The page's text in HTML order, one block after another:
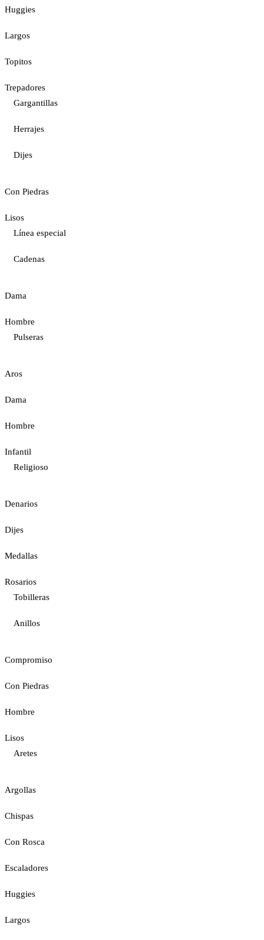
Huggies
Largos
Topitos
Trepadores
Gargantillas
Herrajes
Dijes
Con Piedras
Lisos
Línea especial
Cadenas
Dama
Hombre
Pulseras
Aros
Dama
Hombre
Infantil
Religioso
Denarios
Dijes
Medallas
Rosarios
Tobilleras
Anillos
Compromiso
Con Piedras
Hombre
Lisos
Aretes
Argollas
Chispas
Con Rosca
Escaladores
Huggies
Largos